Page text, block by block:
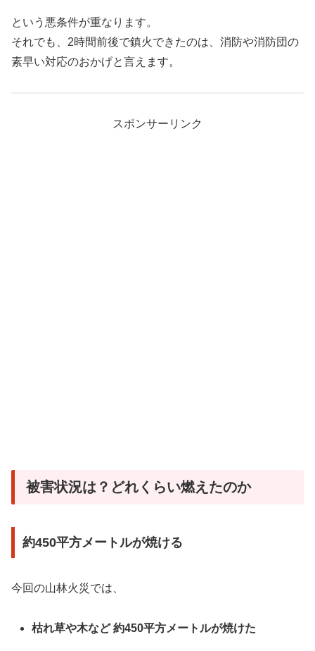
という悪条件が重なります。
それでも、2時間前後で鎮火できたのは、消防や消防団の
素早い対応のおかげと言えます。
スポンサーリンク
被害状況は？どれくらい燃えたのか
約450平方メートルが焼ける
今回の山林火災では、
枯れ草や木など 約450平方メートルが焼けた